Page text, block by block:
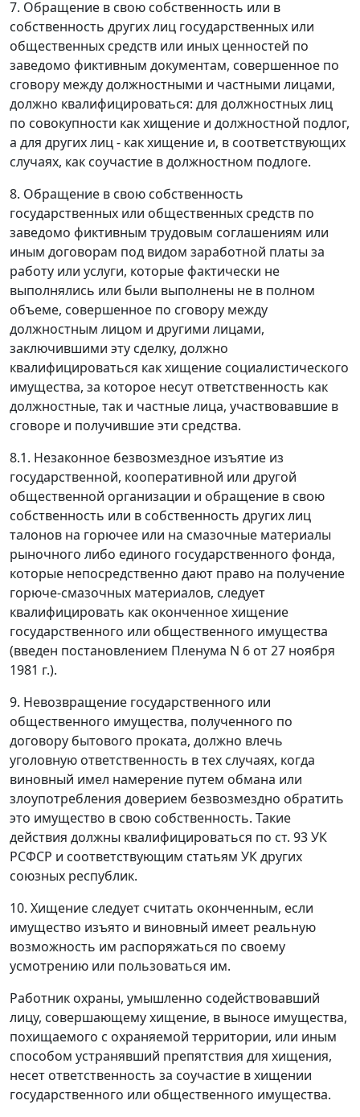
7. Обращение в свою собственность или в
собственность других лиц государственных или
общественных средств или иных ценностей по
заведомо фиктивным документам, совершенное по
сговору между должностными и частными лицами,
должно квалифицироваться: для должностных лиц
по совокупности как хищение и должностной подлог,
а для других лиц - как хищение и, в соответствующих
случаях, как соучастие в должностном подлоге.
8. Обращение в свою собственность
государственных или общественных средств по
заведомо фиктивным трудовым соглашениям или
иным договорам под видом заработной платы за
работу или услуги, которые фактически не
выполнялись или были выполнены не в полном
объеме, совершенное по сговору между
должностным лицом и другими лицами,
заключившими эту сделку, должно
квалифицироваться как хищение социалистического
имущества, за которое несут ответственность как
должностные, так и частные лица, участвовавшие в
сговоре и получившие эти средства.
8.1. Незаконное безвозмездное изъятие из
государственной, кооперативной или другой
общественной организации и обращение в свою
собственность или в собственность других лиц
талонов на горючее или на смазочные материалы
рыночного либо единого государственного фонда,
которые непосредственно дают право на получение
горюче-смазочных материалов, следует
квалифицировать как оконченное хищение
государственного или общественного имущества
(введен постановлением Пленума N 6 от 27 ноября
1981 г.).
9. Невозвращение государственного или
общественного имущества, полученного по
договору бытового проката, должно влечь
уголовную ответственность в тех случаях, когда
виновный имел намерение путем обмана или
злоупотребления доверием безвозмездно обратить
это имущество в свою собственность. Такие
действия должны квалифицироваться по ст. 93УК
РСФСР и соответствующим статьям УК других
союзных республик.
10. Хищение следует считать оконченным, если
имущество изъято и виновный имеет реальную
возможность им распоряжаться по своему
усмотрению или пользоваться им.
Работник охраны, умышленно содействовавший
лицу, совершающему хищение, в выносе имущества,
похищаемого с охраняемой территории, или иным
способом устранявший препятствия для хищения,
несет ответственность за соучастие в хищении
государственного или общественного имущества.